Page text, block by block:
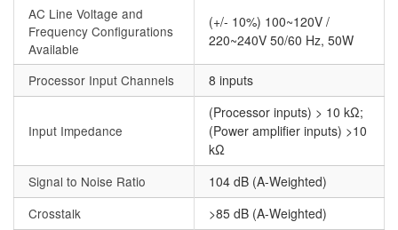
AC Line Voltage and
Frequency Configurations
Available
(+/- 10%) 100~120V /
220~240V 50/60 Hz, 50W
Processor Input Channels 8 inputs
Input Impedance
(Processor inputs) > 10 kΩ;
(Power amplifier inputs) >10
kΩ
Signal to Noise Ratio
104 dB (A-Weighted)
Crosstalk
>85 dB (A-Weighted)